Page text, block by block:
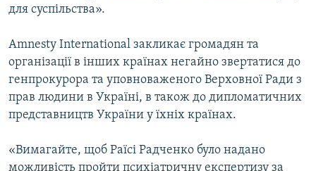
для суспільства».
Amnesty International закликає громадян та
організації в інших країнах негайно звертатися до
генпрокурора та уповноваженого Верховної Ради з
прав людини в Україні, в також до дипломатичних
представництв України у їхніх країнах.
«Вимагайте, щоб Раїсі Радченко було надано
можливість пройти психіатричну експертизу за